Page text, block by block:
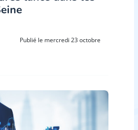
Publié le mercredi 23 octobre